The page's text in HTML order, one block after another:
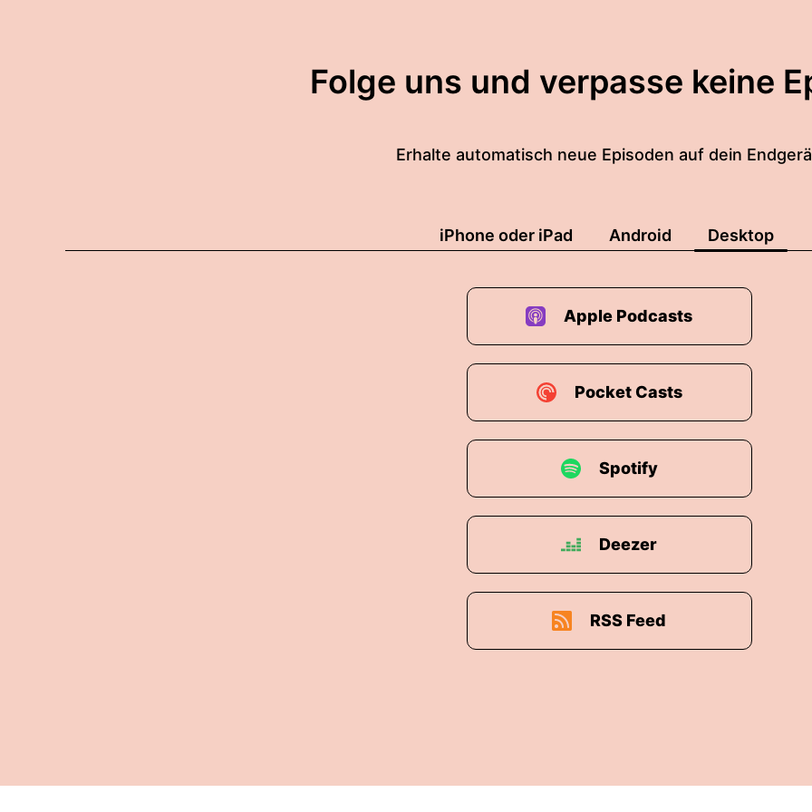
Folge uns und verpasse keine
Erhalte automatisch neue Episoden auf dein
iPhone oder iPad Android Desktop
Apple Podcasts
Pocket Casts
Spotify
Deezer
RSS Feed